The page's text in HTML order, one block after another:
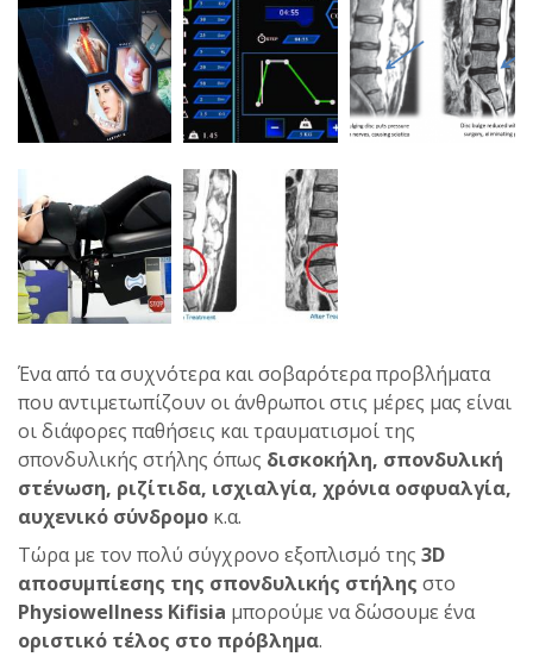
Ένα από τα συχνότερα και σοβαρότερα προβλήματα
που αντιμετωπίζουν οι άνθρωποι στις μέρες μας είναι
οι διάφορες παθήσεις και τραυματισμοί της
σπονδυλικής στήλης όπως δισκοκήλη, σπονδυλική
στένωση, ριζίτιδα, ισχιαλγία, χρόνια οσφυαλγία,
αυχενικό σύνδρομο κ.α.
Τώρα με τον πολύ σύγχρονο εξοπλισμό της 3D
αποσυμπίεσης της σπονδυλικής στήλης στο
Physiowellness Kifisia μπορούμε να δώσουμε ένα
οριστικό τέλος στο πρόβλημα.